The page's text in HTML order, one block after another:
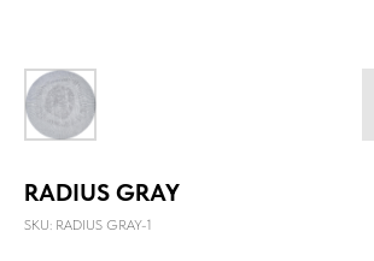
RADIUS GRAY
SKU: RADIUS GRAY-1